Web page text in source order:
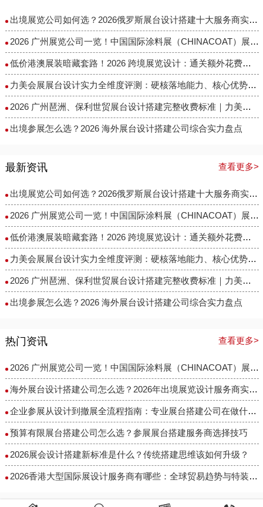
出境展览公司如何选？2026俄罗斯展台设计搭建十大服务商实力盘点
2026 广州展览公司一览！中国国际涂料展（CHINACOAT）展台设计搭建服务商推荐
低价港澳展装暗藏套路！2026 跨境展览设计：通关额外花费避雷指南
力美会展展台设计实力全维度评测：硬核落地能力、核心优势与适配场景解析
2026 广州琶洲、保利世贸展台设计搭建完整收费标准｜力美会展分级包干报价，全程无隐形增项
出境参展怎么选？2026 海外展台设计搭建公司综合实力盘点
最新资讯 查看更多>
出境展览公司如何选？2026俄罗斯展台设计搭建十大服务商实力盘点
2026 广州展览公司一览！中国国际涂料展（CHINACOAT）展台设计搭建服务商推荐
低价港澳展装暗藏套路！2026 跨境展览设计：通关额外花费避雷指南
力美会展展台设计实力全维度评测：硬核落地能力、核心优势与适配场景解析
2026 广州琶洲、保利世贸展台设计搭建完整收费标准｜力美会展分级包干报价，全程无隐形增项
出境参展怎么选？2026 海外展台设计搭建公司综合实力盘点
热门资讯 查看更多>
2026 广州展览公司一览！中国国际涂料展（CHINACOAT）展台设计搭建服务商推荐
海外展台设计搭建公司怎么选？2026年出境展览设计服务商实力全解析
企业参展从设计到撤展全流程指南：专业展台搭建公司在做什么？
预算有限展台搭建公司怎么选？参展展台搭建服务商选择技巧
2026展会设计搭建新标准是什么？传统搭建思维该如何升级？
2026香港大型国际展设计服务商有哪些：全球贸易趋势与特装企业访谈